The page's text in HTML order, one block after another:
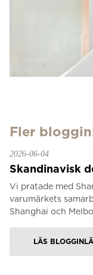
Fler
2026-06-04
Skandinavisk
Vi pratade med
varumärkets
Shanghai och
LÄS